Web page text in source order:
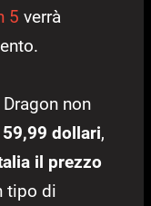
5 verrà
non
dollari,
il prezzo
tipo di